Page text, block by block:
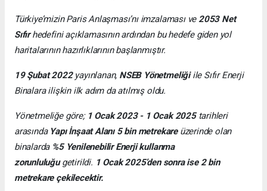
Türkiye’mizin Paris Anlaşması’nı imzalaması ve2053 Net
Sıfırhedefini açıklamasının ardından bu hedefe giden yol
haritalarının hazırlıklarının başlanmıştır.
19 Şubat 2022 yayınlanan, NSEB Yönetmeliğiile Sıfır Enerji
Binalara ilişkin ilk adım da atılmış oldu.
Yönetmeliğe göre; 1 Ocak 2023 - 1 Ocak 2025 tarihleri
arasında Yapı İnşaat Alanı 5 bin metrekare üzerinde olan
binalarda%5 Yenilenebilir Enerji kullanma
zorunluluğugetirildi. 1 Ocak 2025’den sonra ise 2 bin
metrekare çekilecektir.